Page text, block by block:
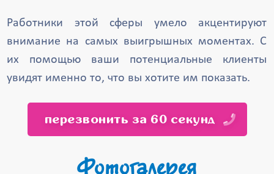
Работники этой сферы умело акцентируют
внимание на самых выигрышных моментах. С
их помощью ваши потенциальные клиенты
увидят именно то, что вы хотите им показать.
перезвонить за 60 секунд